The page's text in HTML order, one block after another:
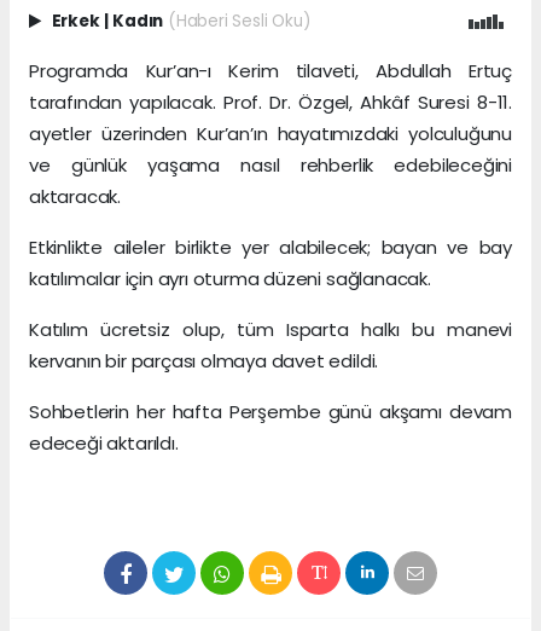
Erkek | Kadın (Haberi Sesli Oku)
Programda Kur’an-ı Kerim tilaveti, Abdullah Ertuç
tarafından yapılacak. Prof. Dr. Özgel, Ahkâf Suresi 8-11.
ayetler üzerinden Kur’an’ın hayatımızdaki yolculuğunu
ve günlük yaşama nasıl rehberlik edebileceğini
aktaracak.
Etkinlikte aileler birlikte yer alabilecek; bayan ve bay
katılımcılar için ayrı oturma düzeni sağlanacak.
Katılım ücretsiz olup, tüm Isparta halkı bu manevi
kervanın bir parçası olmaya davet edildi.
Sohbetlerin her hafta Perşembe günü akşamı devam
edeceği aktarıldı.